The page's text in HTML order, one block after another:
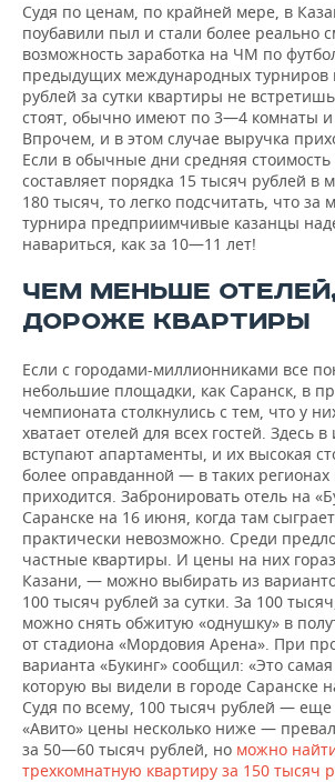
Судя по ценам, по крайней мере, в
поубавили пыл и стали более реально
возможность заработка на ЧМ по
предыдущих международных
рублей за сутки квартиры не
стоят, обычно имеют по 3—4 комнаты
Впрочем, и в этом случае выручка
Если в обычные дни средняя
составляет порядка 15 тысяч рублей в
180 тысяч, то легко подсчитать, что за
турнира предприимчивые казанцы
навариться, как за 10—11 лет!
ЧЕМ МЕНЬШЕ
ДОРОЖЕ КВАРТИРЫ
Если с городами-миллионниками все
небольшие площадки, как Саранск, в
чемпионата столкнулись с тем, что у
хватает отелей для всех гостей. Здесь в
вступают апартаменты, и их высокая
более оправданной — в таких
приходится. Забронировать отель на
Саранске на 16 июня, когда там
практически невозможно. Среди
частные квартиры. И цены на них
Казани, — можно выбирать из
100 тысяч рублей за сутки. За 100
можно снять обжитую «однушку» в
от стадиона «Мордовия Арена». При
варианта «Букинг» сообщил: «Это
которую вы видели в городе Саранске
Судя по всему, 100 тысяч рублей —
«Авито» цены несколько ниже —
за 50—60 тысяч рублей, но можно
трехкомнатную квартиру за 150 тысяч